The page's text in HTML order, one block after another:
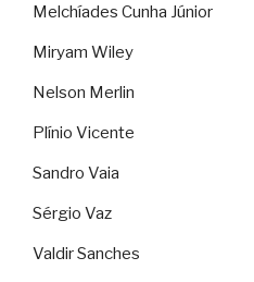
Melchíades Cunha Júnior
Miryam Wiley
Nelson Merlin
Plínio Vicente
Sandro Vaia
Sérgio Vaz
Valdir Sanches